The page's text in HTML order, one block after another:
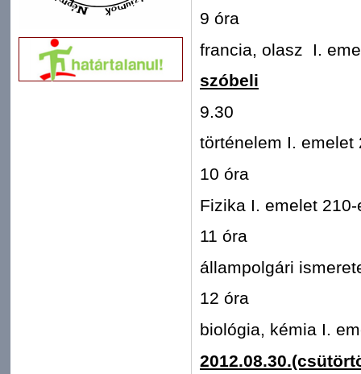
9 óra
francia, olasz I.
szóbeli
9.30
történelem I. emelet
10 óra
Fizika I. emelet
11 óra
állampolgári
12 óra
biológia, kémia I.